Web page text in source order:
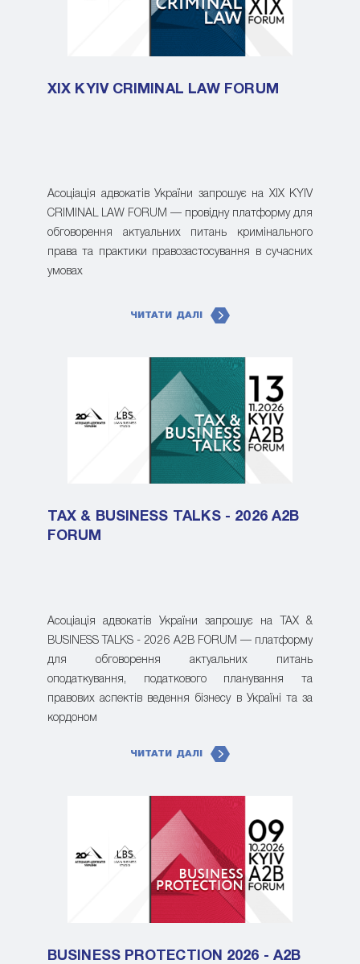
XIX KYIV CRIMINAL LAW FORUM
Асоціація адвокатів України запрошує на XIX KYIV
CRIMINAL LAW FORUM — провідну платформу для
обговорення актуальних питань кримінального
права та практики правозастосування в сучасних
умовах
ЧИТАТИ ДАЛІ
TAX & BUSINESS TALKS - 2026 A2B
FORUM
Асоціація адвокатів України запрошує на TAX &
BUSINESS TALKS - 2026 A2B FORUM — платформу
для обговорення актуальних питань
оподаткування, податкового планування та
правових аспектів ведення бізнесу в Україні та за
кордоном
ЧИТАТИ ДАЛІ
BUSINESS PROTECTION 2026 - A2B